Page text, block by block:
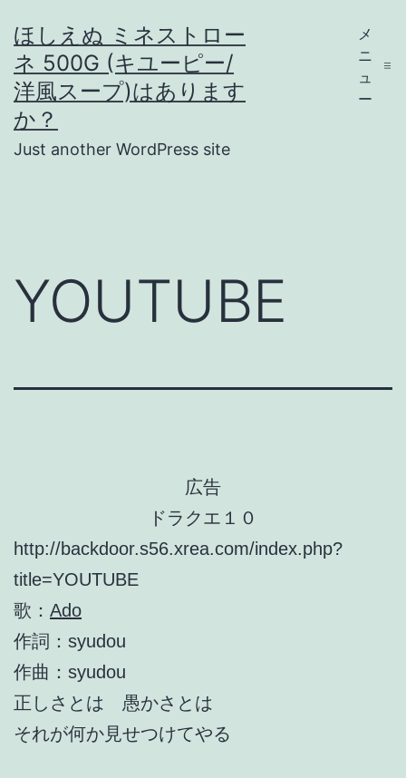
ン
テ
ン
ほしえぬ ミネストロー
ネ 500G (キユーピー/
洋風スープ)はあります
か？
Just another WordPress site
メ
ニ
ュ
ー
YOUTUBE
広告
ドラクエ１０
http://backdoor.s56.xrea.com/index.php?
title=YOUTUBE
歌： Ado
作詞：syudou
作曲：syudou
正しさとは 愚かさとは
それが何か見せつけてやる